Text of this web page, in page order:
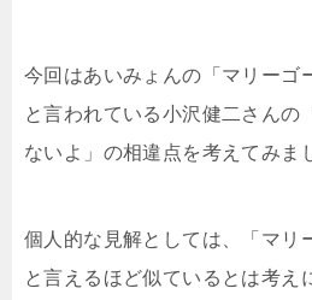
今回はあいみょんの 「マリーゴ
と言われている小沢健二さんの
ないよ」の相違点を考えてみま
個人的な見解としては、「マリ
と言えるほど似ているとは考え